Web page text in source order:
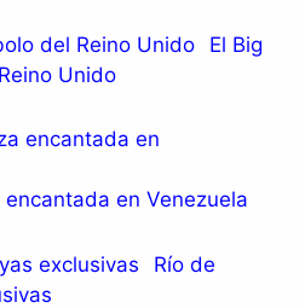
El Big
Unido
en Venezuela
Río de